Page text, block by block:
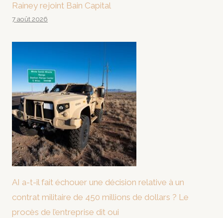
Rainey rejoint Bain Capital
7 août 2026
AI a-t-il fait échouer une décision relative à un
contrat militaire de 450 millions de dollars ? Le
procès de l’entreprise dit oui